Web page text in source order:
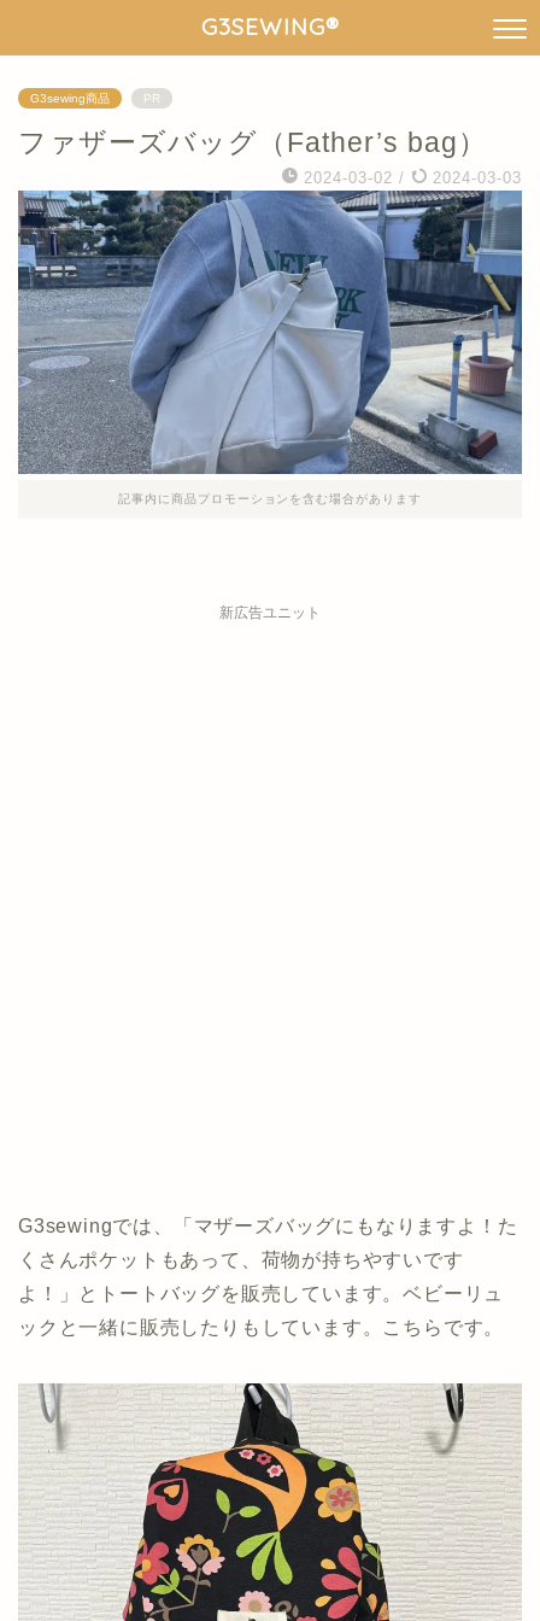
G3SEWING®︎
G3sewing商品 PR
ファザーズバッグ（Father’s bag）
2024-03-02 / 2024-03-03
記事内に商品プロモーションを含む場合があります
新広告ユニット
G3sewingでは、「マザーズバッグにもなりますよ！た
くさんポケットもあって、荷物が持ちやすいです
よ！」とトートバッグを販売しています。ベビーリュ
ックと一緒に販売したりもしています。こちらです。